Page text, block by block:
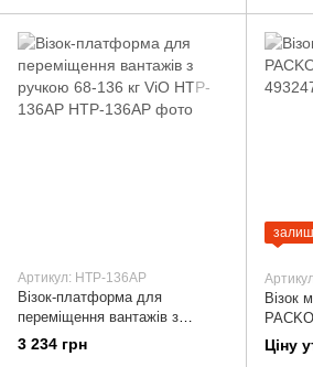
Артикул: HTP-136AP
Візок-платформа для
переміщення вантажів з
ручкою 68-136 кг ViO HTP-
3 234 грн
Візок
Ціну